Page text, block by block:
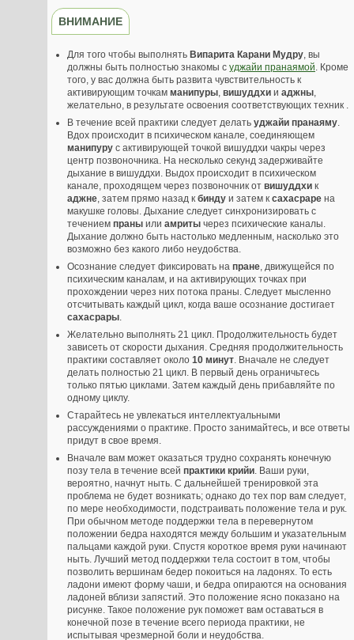
ВНИМАНИЕ
Для того чтобы выполнять Випарита Карани Мудру, вы
должны быть полностью знакомы с уджайи пранаямой. Кроме
того, у вас должна быть развита чувствительность к
активирующим точкам манипуры, вишуддхи и аджны,
желательно, в результате освоения соответствующих техник .
В течение всей практики следует делать уджайи пранаяму.
Вдох происходит в психическом канале, соединяющем
манипуру с активирующей точкой вишуддхи чакры через
центр позвоночника. На несколько секунд задерживайте
дыхание в вишуддхи. Выдох происходит в психическом
канале, проходящем через позвоночник от вишуддхи к
аджне, затем прямо назад к бинду и затем к сахасраре на
макушке головы. Дыхание следует синхронизировать с
течением праны или амриты через психические каналы.
Дыхание должно быть настолько медленным, насколько это
возможно без какого либо неудобства.
Осознание следует фиксировать на пране, движущейся по
психическим каналам, и на активирующих точках при
прохождении через них потока праны. Следует мысленно
отсчитывать каждый цикл, когда ваше осознание достигает
сахасрары.
Желательно выполнять 21 цикл. Продолжительность будет
зависеть от скорости дыхания. Средняя продолжительность
практики составляет около 10 минут. Вначале не следует
делать полностью 21 цикл. В первый день ограничьтесь
только пятью циклами. Затем каждый день прибавляйте по
одному циклу.
Старайтесь не увлекаться интеллектуальными
рассуждениями о практике. Просто занимайтесь, и все ответы
придут в свое время.
Вначале вам может оказаться трудно сохранять конечную
позу тела в течение всей практики крийи. Ваши руки,
вероятно, начнут ныть. С дальнейшей тренировкой эта
проблема не будет возникать; однако до тех пор вам следует,
по мере необходимости, подстраивать положение тела и рук.
При обычном методе поддержки тела в перевернутом
положении бедра находятся между большим и указательным
пальцами каждой руки. Спустя короткое время руки начинают
ныть. Лучший метод поддержки тела состоит в том, чтобы
позволить вершинам бедер покоиться на ладонях. То есть
ладони имеют форму чаши, и бедра опираются на основания
ладоней вблизи запястий. Это положение ясно показано на
рисунке. Такое положение рук поможет вам оставаться в
конечной позе в течение всего периода практики, не
испытывая чрезмерной боли и неудобства.